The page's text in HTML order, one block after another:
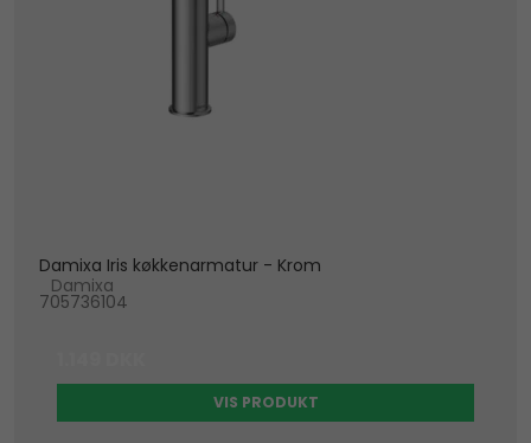
Damixa Iris køkkenarmatur - Krom
Damixa
705736104
VIS PRODUKT